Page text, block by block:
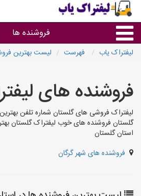
فروشنده ها
استان ها
لیفتراک یاب فهرست لیست بهترین
فروشنده های
لیفتراک فروشی های گلستان شماره تلفن
گلستان فروشنده های خوب لیفتراک گلستان
استان گلستان
فروشنده های شهر گرگان